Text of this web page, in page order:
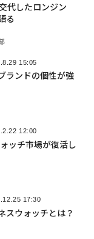
代したロンジン
る
15:05
ランドの個性が強
12:00
ッチ市場が復活し
17:30
スウォッチとは？